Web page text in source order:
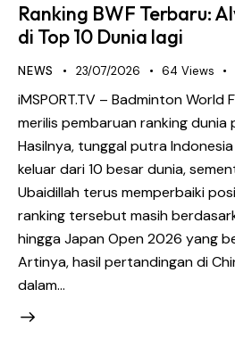
Ranking BWF Terbaru:
di Top 10 Dunia lagi
NEWS 23/07/2026 64 Views
iMSPORT.TV – Badminton World
merilis pembaruan ranking dunia
Hasilnya, tunggal putra
keluar dari 10 besar dunia,
Ubaidillah terus memperbaiki
ranking tersebut masih
hingga Japan Open 2026 yang
Artinya, hasil pertandingan di
dalam…